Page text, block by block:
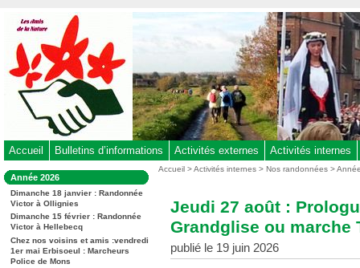
au
contenu
-
Aller
au
menu
-
à
la
recherche
Accueil Bulletins d’informations Activités externes Activités internes
Dans
la
rubrique
:
Année 2026
Dimanche 18 janvier : Randonnée
Victor à Ollignies
Dimanche 15 février : Randonnée
Victor à Hellebecq
Chez nos voisins et amis :vendredi
1er mai Erbisoeul : Marcheurs
Police de Mons
Vous
Accueil >Activités internes >Nos randonnées>
Jeudi 27 août :
Grandglise ou marche
publié le 19 juin 2026